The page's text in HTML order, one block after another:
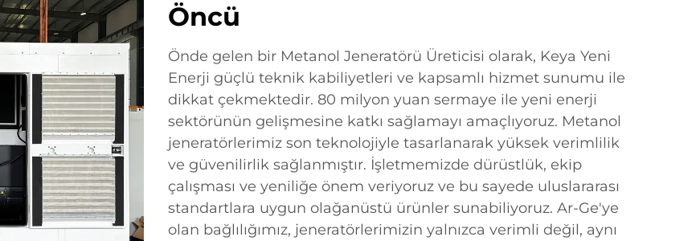
Öncü
Önde gelen bir Metanol Jeneratörü Üreticisi olarak, Keya Yeni
Enerji güçlü teknik kabiliyetleri ve kapsamlı hizmet sunumu ile
dikkat çekmektedir. 80 milyon yuan sermaye ile yeni enerji
sektörünün gelişmesine katkı sağlamayı amaçlıyoruz. Metanol
jeneratörlerimiz son teknolojiyle tasarlanarak yüksek verimlilik
ve güvenilirlik sağlanmıştır. İşletmemizde dürüstlük, ekip
çalışması ve yeniliğe önem veriyoruz ve bu sayede uluslararası
standartlara uygun olağanüstü ürünler sunabiliyoruz. Ar-Ge'ye
olan bağlılığımız, jeneratörlerimizin yalnızca verimli değil, aynı